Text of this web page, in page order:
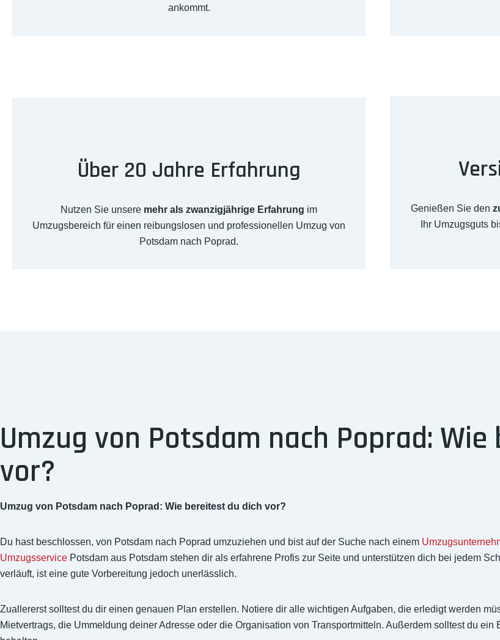
ankommt.
Über 20 Jahre Erfahrung
Nutzen Sie unsere mehr als zwanzigjährige Erfahrung im
Umzugsbereich für einen reibungslosen und professionellen Umzug von
Potsdam nach Poprad.
Genießen Sie den
Ihr Umzugsguts
Umzug von Potsdam nach Poprad:
vor?
Umzug von Potsdam nach Poprad: Wie bereitest du dich vor?
Du hast beschlossen, von Potsdam nach Poprad umzuziehen und bist auf der Suche nach einem
Umzugsservice Potsdam aus Potsdam stehen dir als erfahrene Profis zur Seite und unterstützen dich bei jedem
verläuft, ist eine gute Vorbereitung jedoch unerlässlich.
Zuallererst solltest du dir einen genauen Plan erstellen. Notiere dir alle wichtigen Aufgaben, die erledigt werden
Mietvertrags, die Ummeldung deiner Adresse oder die Organisation von Transportmitteln. Außerdem solltest du